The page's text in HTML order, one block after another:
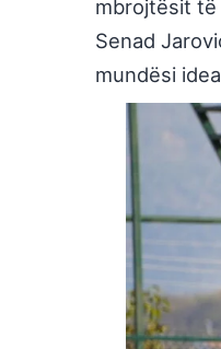
mbrojtësit të
Senad
mundësi